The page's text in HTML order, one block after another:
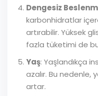
Dengesiz
karbonhidratlar
artırabilir. Yüksek
fazla tüketimi de
Yaş: Yaşlandıkça
azalır. Bu nedenle,
artar.